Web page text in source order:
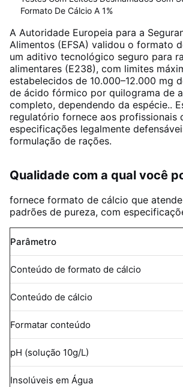
Formato De Cálcio A 1%
A Autoridade Europeia para a
Alimentos (EFSA) validou o formato
um aditivo tecnológico seguro para
alimentares (E238), com limites
estabelecidos de 10.000–12.000 mg
de ácido fórmico por quilograma de
completo, dependendo da espécie..
regulatório fornece aos profissionais
especificações legalmente
formulação de rações.
Qualidade com a qual você
fornece formato de cálcio que
padrões de pureza, com
Parâmetro
Conteúdo de formato de cálcio
Conteúdo de cálcio
Formatar conteúdo
pH (solução 10g/L)
Insolúveis em Água